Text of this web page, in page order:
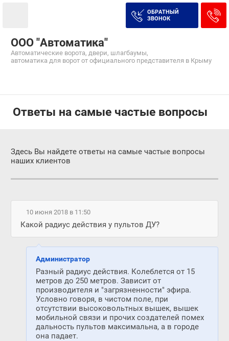
ОБРАТНЫЙ
ЗВОНОК
ООО "Автоматика"
Автоматические ворота, двери, шлагбаумы,
автоматика для ворот от официального представителя в Крыму
Ответы на самые частые вопросы
Здесь Вы найдете ответы на самые частые вопросы
наших клиентов
10 июня 2018 в 11:50
Какой радиус действия у пультов ДУ?
Администратор
Разный радиус действия. Колеблется от 15
метров до 250 метров. Зависит от
производителя и "загрязненности" эфира.
Условно говоря, в чистом поле, при
отсутствии высоковольтных вышек, вышек
мобильной связи и прочих создателей помех
дальность пультов максимальна, а в городе
она падает.